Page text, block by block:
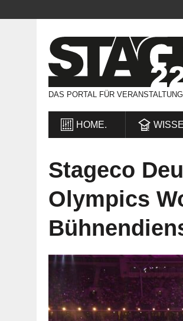
DAS PORTAL FÜR
HOME.
Stageco
Olympics